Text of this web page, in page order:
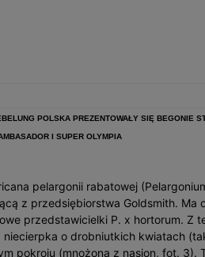
POLSKA PREZENTOWAŁY SIĘ BEGONIE
I SUPER OLYMPIA
pelargonii rabatowej
z przedsiębiorstwa Goldsmith. Ma
przedstawicielki P. x hortorum. Z
niecierpka o drobniutkich kwiatach
pokroju (mnożona z nasion, fot. 3).